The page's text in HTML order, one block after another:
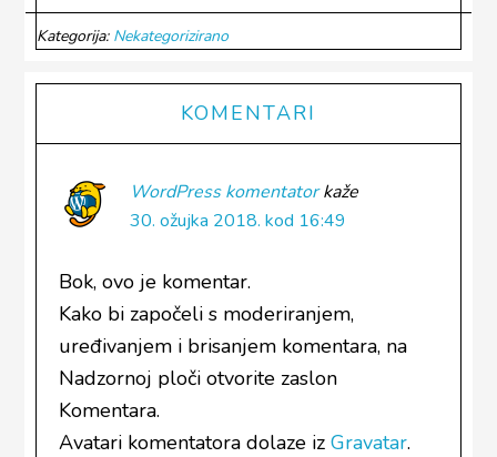
Kategorija: Nekategorizirano
Interactions
KOMENTARI
WordPress komentator kaže
30. ožujka 2018. kod 16:49
Bok, ovo je komentar.
Kako bi započeli s moderiranjem,
uređivanjem i brisanjem komentara, na
Nadzornoj ploči otvorite zaslon
Komentara.
Avatari komentatora dolaze izGravatar.